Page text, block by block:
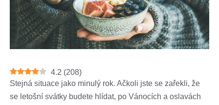
4.2 (208)
Stejná situace jako minulý rok. Ačkoli jste se zařekli, že
se letošní svátky budete hlídat, po Vánocích a oslavách